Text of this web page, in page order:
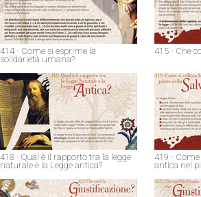
414 - Come si esprime la
solidarietà umana?
415 - Che
418 - Qual è il rapporto tra la legge
naturale e la Legge antica?
419 -
antica nel